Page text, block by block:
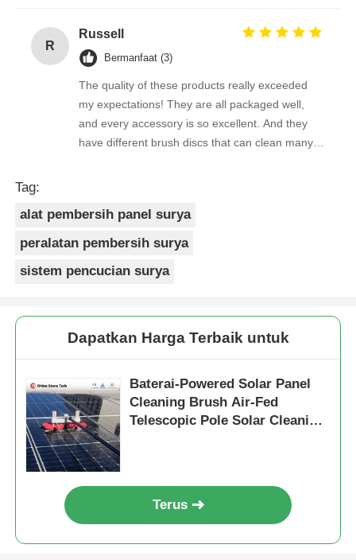
R
Russell
Bermanfaat (3)
The quality of these products really exceeded
my expectations! They are all packaged well,
and every accessory is so excellent. And they
have different brush discs that can clean many
Tag:
alat pembersih panel surya
peralatan pembersih surya
sistem pencucian surya
Dapatkan Harga Terbaik untuk
Baterai-Powered Solar Panel
Cleaning Brush Air-Fed
Telescopic Pole Solar Cleaning
Terus